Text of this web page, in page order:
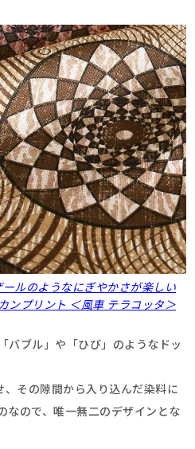
ルのようなにぎやかさが楽しい
ンプリント ＜風車 テラコッタ＞
バブル」や「ひび」のようなドッ
、その隙間から入り込んだ染料に
なので、唯一無二のデザインとな